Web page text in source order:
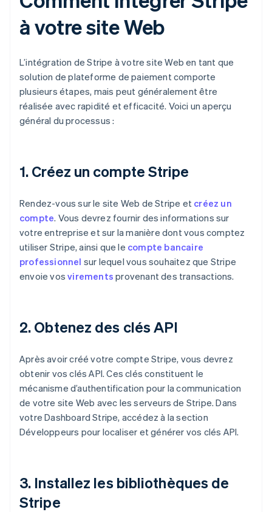
à votre site Web
L’intégration de Stripe à votre site Web en tant que
solution de plateforme de paiement comporte
plusieurs étapes, mais peut généralement être
réalisée avec rapidité et efficacité. Voici un aperçu
général du processus :
1. Créez un compte Stripe
Rendez-vous sur le site Web de Stripe et créez un
compte. Vous devrez fournir des informations sur
votre entreprise et sur la manière dont vous comptez
utiliser Stripe, ainsi que le compte bancaire
professionnel sur lequel vous souhaitez que Stripe
envoie vosvirements provenant des transactions.
2. Obtenez des clés API
Après avoir créé votre compte Stripe, vous devrez
obtenir vos clés API. Ces clés constituent le
mécanisme d’authentification pour la communication
de votre site Web avec les serveurs de Stripe. Dans
votre Dashboard Stripe, accédez à la section
Développeurs pour localiser et générer vos clés API.
3. Installez les bibliothèques de
Stripe